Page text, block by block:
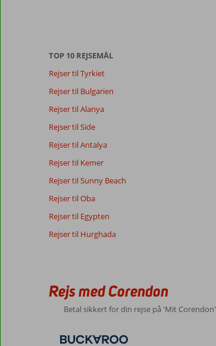
Totalscore
Baseret på:
89
7,6
Godt
Vores
gæsters
anmeldelser
8,0
Med partner
,
03 oktober 2024
Om
Dejligt
område
med
og
Generelt indtryk
Maden 9
Værelserne
10
Børnevenlig
-
TOP 10 REJSEMÅL
Rejser til Tyrkiet
Rejser til Bulgarien
Rejser til Alanya
Rejser til Side
Rejser til Antalya
Rejser til Kemer
Rejser til Sunny Beach
Rejser til Oba
Rejser til Egypten
Rejser til Hurghada
Rejs med Corendon
Betal sikkert for din rejse på 'Mit Corendon'